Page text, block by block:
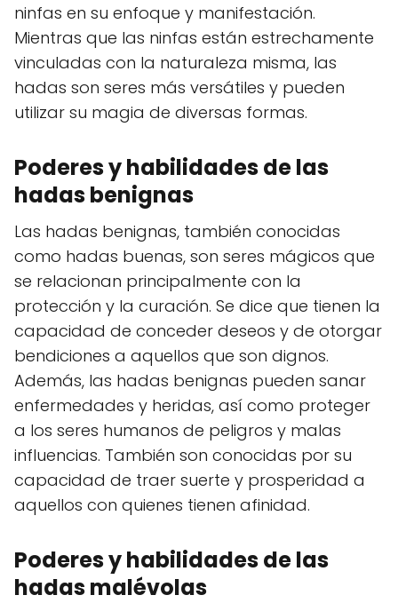
ninfas en su enfoque y manifestación.
Mientras que las ninfas están estrechamente
vinculadas con la naturaleza misma, las
hadas son seres más versátiles y pueden
utilizar su magia de diversas formas.
Poderes y habilidades de las
hadas benignas
Las hadas benignas, también conocidas
como hadas buenas, son seres mágicos que
se relacionan principalmente con la
protección y la curación. Se dice que tienen la
capacidad de conceder deseos y de otorgar
bendiciones a aquellos que son dignos.
Además, las hadas benignas pueden sanar
enfermedades y heridas, así como proteger
a los seres humanos de peligros y malas
influencias. También son conocidas por su
capacidad de traer suerte y prosperidad a
aquellos con quienes tienen afinidad.
Poderes y habilidades de las
hadas malévolas